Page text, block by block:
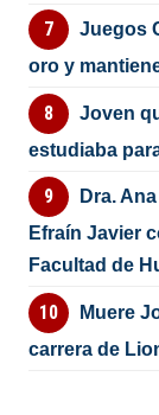
Juegos
oro y
Joven
estudiaba
Dra.
Efraín Javier
Facultad de
Muere
carrera de